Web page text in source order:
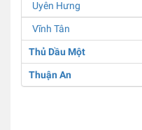
Uyên Hưng
Vĩnh Tân
Thủ Dầu Một
Thuận An